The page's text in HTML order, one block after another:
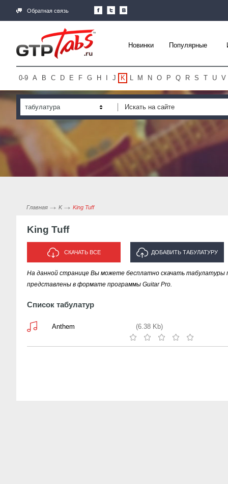
Обратная связь
Новинки Популярные
0-9 A B C D E F G H J K L M N O P Q R S T U V
табулатура
Главная K King Tuff
King Tuff
СКАЧАТЬ ВСЕ ДОБАВИТЬ ТАБУЛАТУРУ
ИСПОЛНИТЕЛЯ "KING TUFF"
На данной странице Вы можете бесплатно скачать табулатуры
представлены в формате программы Guitar Pro.
Список табулатур
Anthem (6.38 Kb)